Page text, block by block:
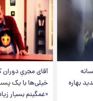
بهاره
آقای مجریِ دوران
خیلی‌ها با یک
«غمگینم بسیار